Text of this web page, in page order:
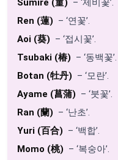
Ren (蓮) – ‘연꽃’.
Aoi (葵) – ‘접시꽃’.
Tsubaki (椿) – ‘동백꽃’.
Botan (牡丹) – ‘모란’.
Ayame (菖蒲) – ‘붓꽃’.
Ran (蘭) – ‘난초’.
Yuri (百合) – ‘백합’.
Momo (桃) – ‘복숭아’.